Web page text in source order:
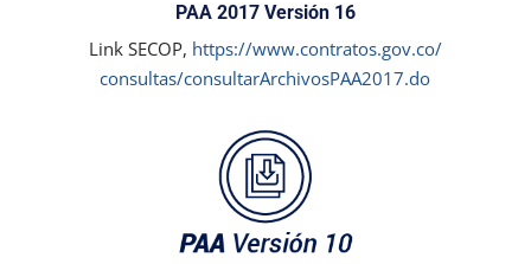
PAA 2017 Versión 16
Link SECOP, https://www.contratos.gov.co/
consultas/consultarArchivosPAA2017.do